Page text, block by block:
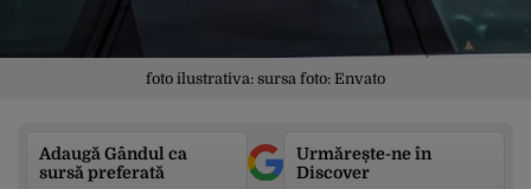
foto ilustrativa: sursa foto: Envato
Adaugă Gândul ca
sursă preferată
Urmărește-ne în
Discover